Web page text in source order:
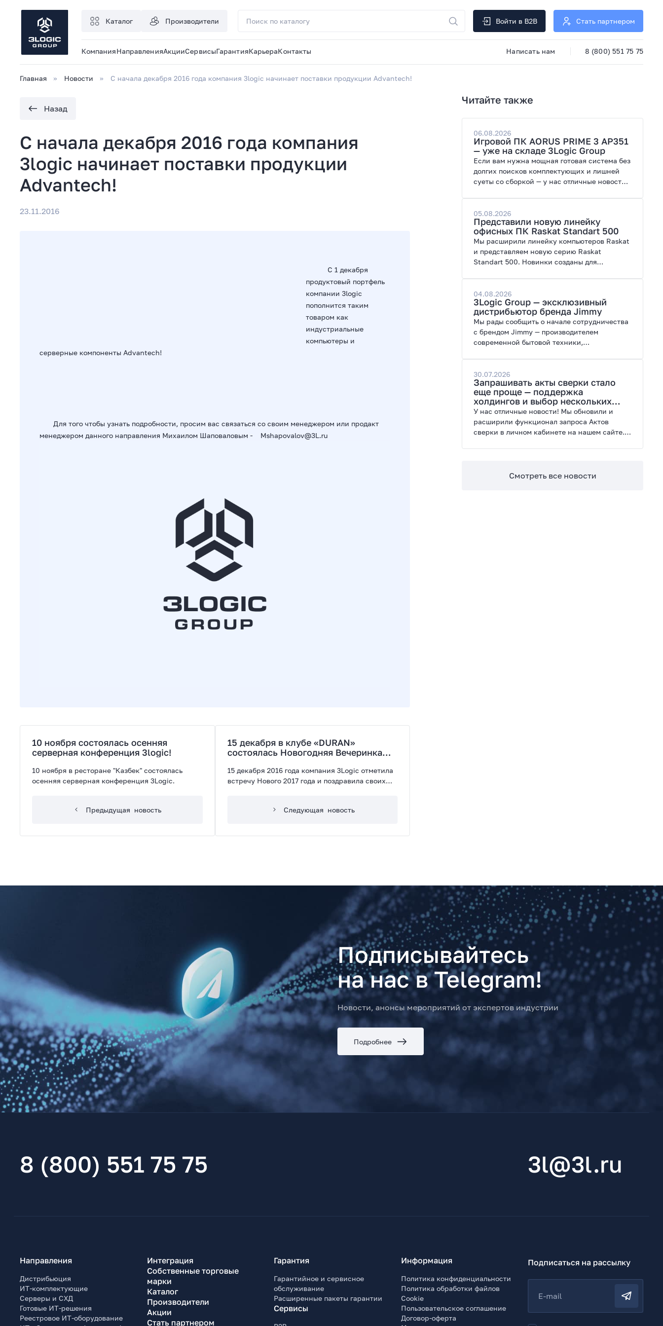
Каталог Производители Войти в B2B Стать партнером
КомпанияНаправленияАкцииСервисыГарантияКарьераКонтакты Написать нам 8 (800) 551 75 75
Главная Новости C начала декабря 2016 года компания 3logic начинает поставки продукции Advantech!
Назад
C начала декабря 2016 года компания
3logic начинает поставки продукции
Advantech!
23.11.2016
C 1 декабря
продуктовый портфель
компании 3logic
пополнится таким
товаром как
индустриальные
компьютеры и
серверные компоненты Advantech!
Для того чтобы узнать подробности, просим вас связаться со своим менеджером или продакт
менеджером данного направления Михаилом Шаповаловым - Mshapovalov@3L.ru
10 ноября состоялась осенняя
серверная конференция 3logic!
10 ноября в ресторане "Казбек" состоялась
осенняя серверная конференция 3Logic.
Предыдущая новость
15 декабря в клубе «DURAN»
состоялась Новогодняя Вечеринка
15 декабря 2016 года компания 3Logic отметила
встречу Нового 2017 года и поздравила своих
Следующая новость
Читайте также
06.08.2026
Игровой ПК AORUS PRIME 3 AP351
— уже на складе 3Logic Group
Если вам нужна мощная готовая система без
долгих поисков комплектующих и лишней
суеты со сборкой — у нас отличные новости.
графических нагрузок, современных игр и
работы с нейросетями.
05.08.2026
Представили новую линейку
офисных ПК Raskat Standart 500
Мы расширили линейку компьютеров Raskat
и представляем новую серию Raskat
Standart 500. Новинки созданы для
энергоэффективность и широкие
возможности модернизации.
04.08.2026
3Logic Group — эксклюзивный
дистрибьютор бренда Jimmy
Мы рады сообщить о начале сотрудничества
с брендом Jimmy — производителем
современной бытовой техники,
30.07.2026
Запрашивать акты сверки стало
еще проще — поддержка
холдингов и выбор нескольких
периодов
У нас отличные новости! Мы обновили и
расширили функционал запроса Актов
сверки в личном кабинете на нашем сайте.
Смотреть все новости
Подписывайтесь
на нас в Telegram!
Новости, анонсы мероприятий от экспертов индустрии
Подробнее
8 (800) 551 75 75 3l@3l.ru
Направления
Дистрибьюция
ИТ-комплектующие
Серверы и СХД
Готовые ИТ-решения
Реестровое ИТ-оборудование
Интеграция
Собственные торговые
марки
Каталог
Производители
Акции
Стать партнером
Гарантия
Гарантийное и сервисное
обслуживание
Расширенные пакеты гарантии
Сервисы
Информация
Политика конфиденциальности
Политика обработки файлов
Cookie
Пользовательское соглашение
Договор-оферта
Подписаться на рассылку
E-mail